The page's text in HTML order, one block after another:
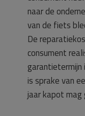
naar de
van de fiets
De
consument
garantietermijn
is sprake van
jaar kapot mag